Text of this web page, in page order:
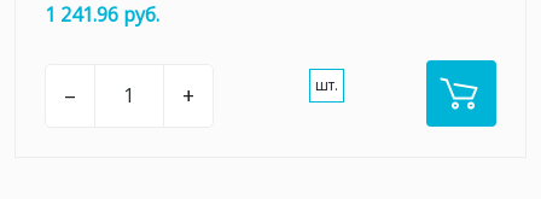
1 241.96 руб.
– + шт.